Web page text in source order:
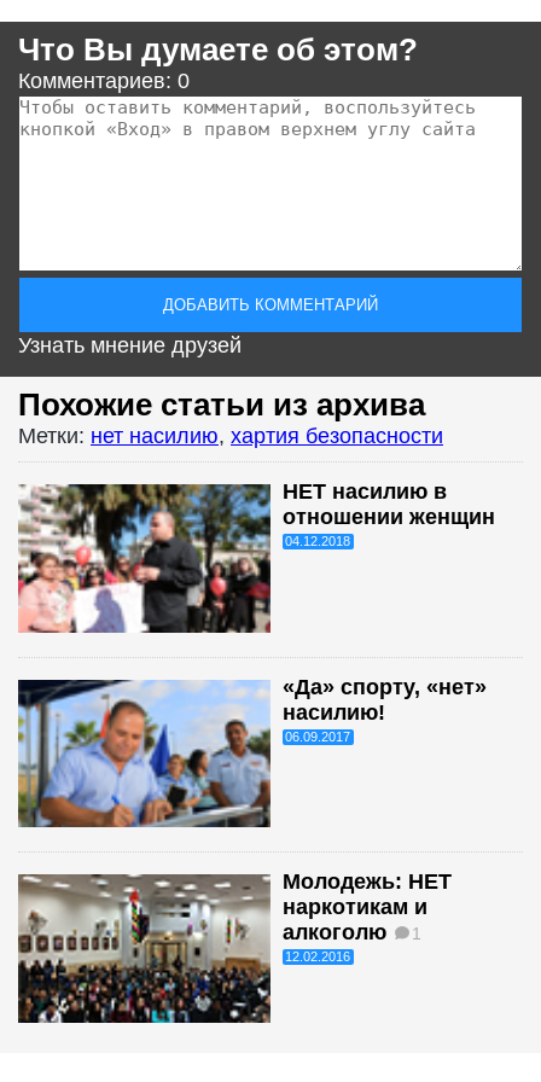
Что Вы думаете об этом?
Комментариев: 0
Узнать мнение друзей
Похожие статьи из архива
Метки: нет насилию, хартия безопасности
НЕТ насилию в
отношении женщин
04.12.2018
«Да» спорту, «нет»
насилию!
06.09.2017
Молодежь: НЕТ
наркотикам и
алкоголю
1
12.02.2016